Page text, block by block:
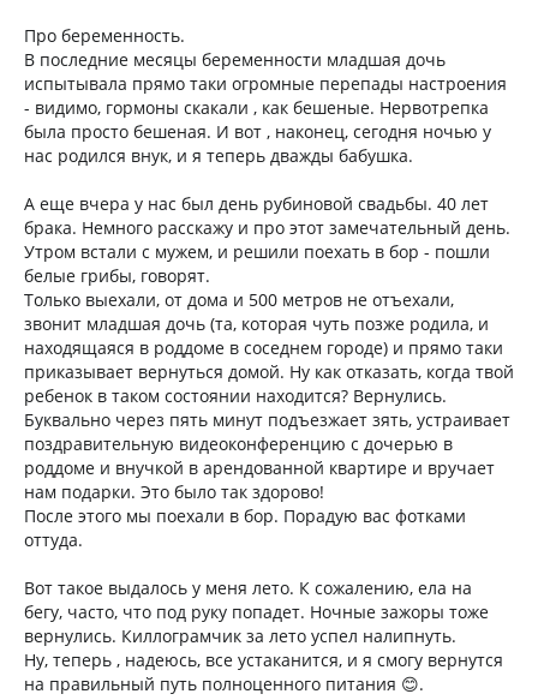
Про беременность.
В последние месяцы беременности младшая дочь
испытывала прямо таки огромные перепады настроения
- видимо, гормоны скакали , как бешеные. Нервотрепка
была просто бешеная. И вот , наконец, сегодня ночью у
нас родился внук, и я теперь дважды бабушка.
А еще вчера у нас был день рубиновой свадьбы. 40 лет
брака. Немного расскажу и про этот замечательный день.
Утром встали с мужем, и решили поехать в бор - пошли
белые грибы, говорят.
Только выехали, от дома и 500 метров не отъехали,
звонит младшая дочь (та, которая чуть позже родила, и
находящаяся в роддоме в соседнем городе) и прямо таки
приказывает вернуться домой. Ну как отказать, когда твой
ребенок в таком состоянии находится? Вернулись.
Буквально через пять минут подъезжает зять, устраивает
поздравительную видеоконференцию с дочерью в
роддоме и внучкой в арендованной квартире и вручает
нам подарки. Это было так здорово!
После этого мы поехали в бор. Порадую вас фотками
оттуда.
Вот такое выдалось у меня лето. К сожалению, ела на
бегу, часто, что под руку попадет. Ночные зажоры тоже
вернулись. Киллограмчик за лето успел налипнуть.
Ну, теперь , надеюсь, все устаканится, и я смогу вернутся
на правильный путь полноценного питания 😊.